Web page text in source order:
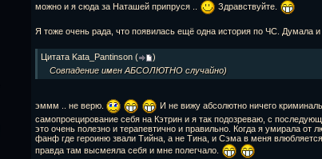
можно и я сюда за Наташей припруся .. Здравствуйте.
Я тоже очень рада, что появилась ещё одна история по ЧС. Думала и
Цитата Kata_Pantinson (
)
Совпадение имен АБСОЛЮТНО случайно)
эммм .. не верю.
И не вижу абсолютно ничего
самопроецирование себя на Кэтрин и я так подозреваю, с
это очень полезно и терапевтично и правильно. Когда я умирала от
фанф где героиню звали Тийна, а не Тина, и Сэма в меня
правда там высмеяла себя и мне полегчало.